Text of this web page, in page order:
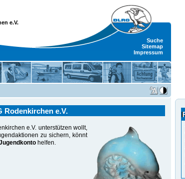
e.V.
Suche
Sitemap
Impressum
Rodenkirchen e.V.
e.V. unterstützen wollt,
zu sichern, könnt
helfen.